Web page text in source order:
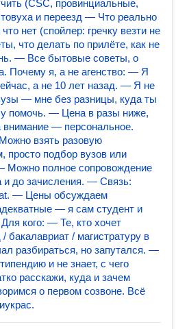
(CSC, провинциальные,
и переезд — Что реально
нет (спойлер: гречку везти не
что делать по прилёте, как не
— Все бытовые советы, о
Почему я, а не агенство: — Я
а не 10 лет назад. — Я не
— мне без разницы, куда ты
помочь. — Цена в разы ниже,
— персональное.
взять разовую
просто подбор вузов или
Можно полное сопровождение
до зачисления. — Связь:
— Цены обсуждаем
— я сам студент и
кого: — Те, кто хочет
бакалавриат / магистратуру в
разбираться, но запутался. —
и не знает, с чего
расскажи, куда и зачем
о первом созвоне. Всё